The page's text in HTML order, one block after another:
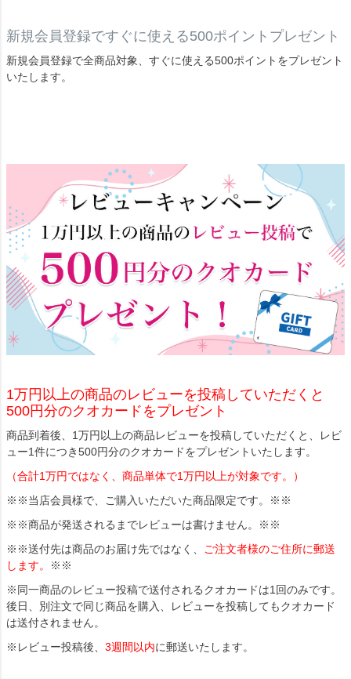
新規会員登録ですぐに使える500ポイントプレゼント
新規会員登録で全商品対象、すぐに使える500ポイントをプレゼント
いたします。
1万円以上の商品のレビューを投稿していただくと
500円分のクオカードをプレゼント
商品到着後、1万円以上の商品レビューを投稿していただくと、レビ
ュー1件につき500円分のクオカードをプレゼントいたします。
（合計1万円ではなく、商品単体で1万円以上が対象です。）
※※当店会員様で、ご購入いただいた商品限定です。※※
※※商品が発送されるまでレビューは書けません。※※
※※送付先は商品のお届け先ではなく、 ご注文者様のご住所に郵送
します。
※※
※同一商品のレビュー投稿で送付されるクオカードは1回のみです。
後日、別注文で同じ商品を購入、レビューを投稿してもクオカード
は送付されません。
※レビュー投稿後、 3週間以内に郵送いたします。